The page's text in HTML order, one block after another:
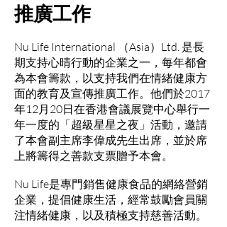
推廣工作
Nu Life International （Asia）Ltd. 是長
期支持心晴行動的企業之一，每年都會
為本會籌款，以支持我們在情緒健康方
面的教育及宣傳推廣工作。他們於2017
年12月20日在香港會議展覽中心舉行一
年一度的「超級星星之夜」活動，邀請
了本會副主席李偉成先生出席，並於席
上將籌得之善款支票贈予本會。
Nu Life是專門銷售健康食品的網絡營銷
企業，提倡健康生活，經常鼓勵會員關
注情緒健康，以及積極支持慈善活動。